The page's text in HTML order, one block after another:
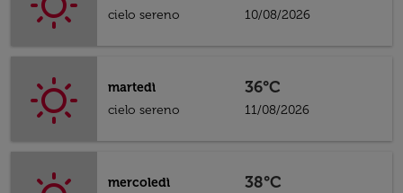
cielo sereno
10/08/2026
martedì
cielo sereno
36°C
11/08/2026
mercoledì
38°C